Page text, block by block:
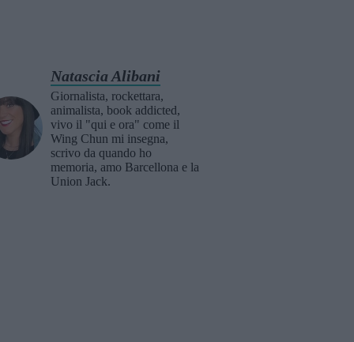
Natascia Alibani
Giornalista, rockettara,
animalista, book addicted,
vivo il "qui e ora" come il
Wing Chun mi insegna,
scrivo da quando ho
memoria, amo Barcellona e la
Union Jack.